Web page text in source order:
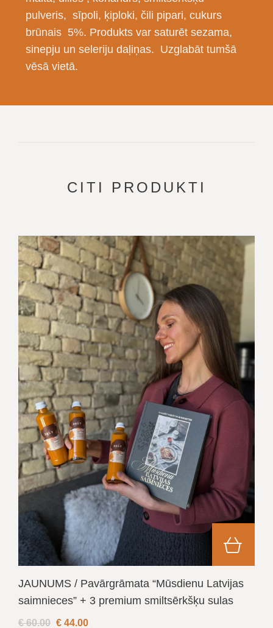
pulveris, sīpoli, ķiploki, čili pipari, cukurs
brūnais 5%. Produkts var saturēt sezama,
sinepju un seleriju daļiņas. Uzglabāt tumšā
vēsā vietā.
CITI PRODUKTI
JAUNUMS / Pavārgrāmata “Mūsdienu Latvijas
saimnieces” + 3 premium smiltsērkšķu sulas
€ 60.00 € 44.00